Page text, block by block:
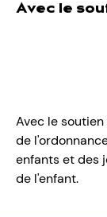
Avec le
Avec le
de
enfants et des
de l'enfant.